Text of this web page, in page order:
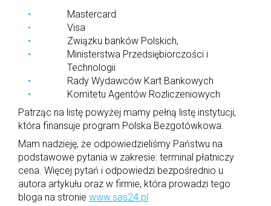
Mastercard
Visa
Związku banków Polskich,
Ministerstwa Przedsiębiorczości i
Technologii
Rady Wydawców Kart Bankowych
Komitetu Agentów Rozliczeniowych
Patrząc na listę powyżej mamy pełną listę instytucji,
która finansuje program Polska Bezgotówkowa.
Mam nadzieję, że odpowiedzieliśmy Państwu na
podstawowe pytania w zakresie: terminal płatniczy
cena. Więcej pytań i odpowiedzi bezpośrednio u
autora artykułu oraz w firmie, która prowadzi tego
bloga na stronie www.sas24.pl